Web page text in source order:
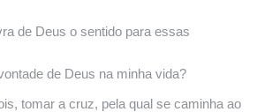
de Deus o sentido para essas
de Deus na minha vida?
tomar a cruz, pela qual se caminha ao